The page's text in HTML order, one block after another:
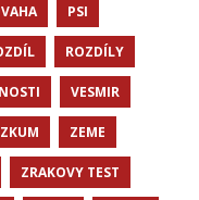
PSI
ROZDÍLY
VESMIR
ZEME
ZRAKOVY TEST